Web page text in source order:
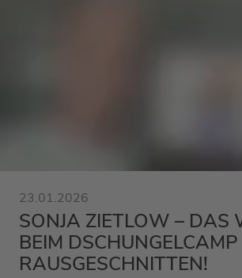
23.01.2026
SONJA ZIETLOW – DAS
BEIM DSCHUNGELCAMP
RAUSGESCHNITTEN!